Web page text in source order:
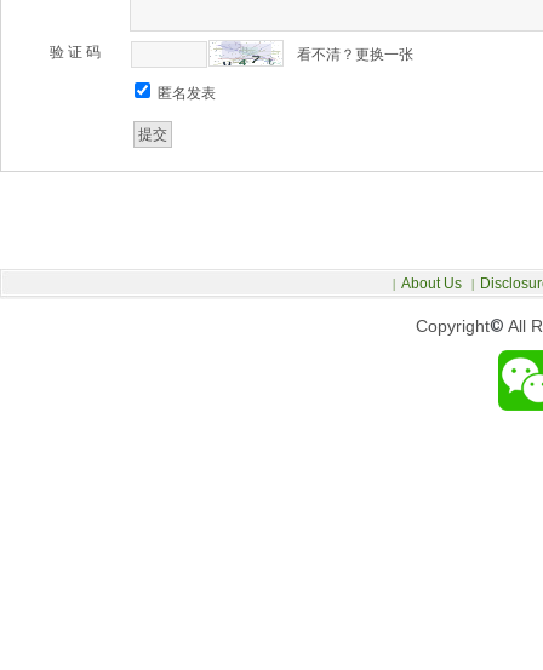
验 证 码 看不清？更换一张
匿名发表
Copyright© All
| About Us |